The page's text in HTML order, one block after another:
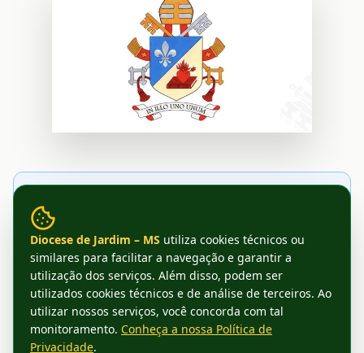
Flor de Lis no campo azul
Símbolo de pureza mariana e da tradição agostiniana; o campo azul
evoca a fidelidade e a celeste contemplação.
Coração ardente com livro
No campo dourado: o Coração em chamas sobre um livro – emblema
de Santo Agostinho, representando amor ardente à Verdade e à
Escritura.
Diocese de Jardim – MS utiliza cookies técnicos ou
similares para facilitar a navegação e garantir a
utilização dos serviços. Além disso, podem ser
utilizados cookies técnicos e de análise de terceiros. Ao
utilizar nossos serviços, você concorda com tal
monitoramento. Conheça a nossa Política de
Privacidade.